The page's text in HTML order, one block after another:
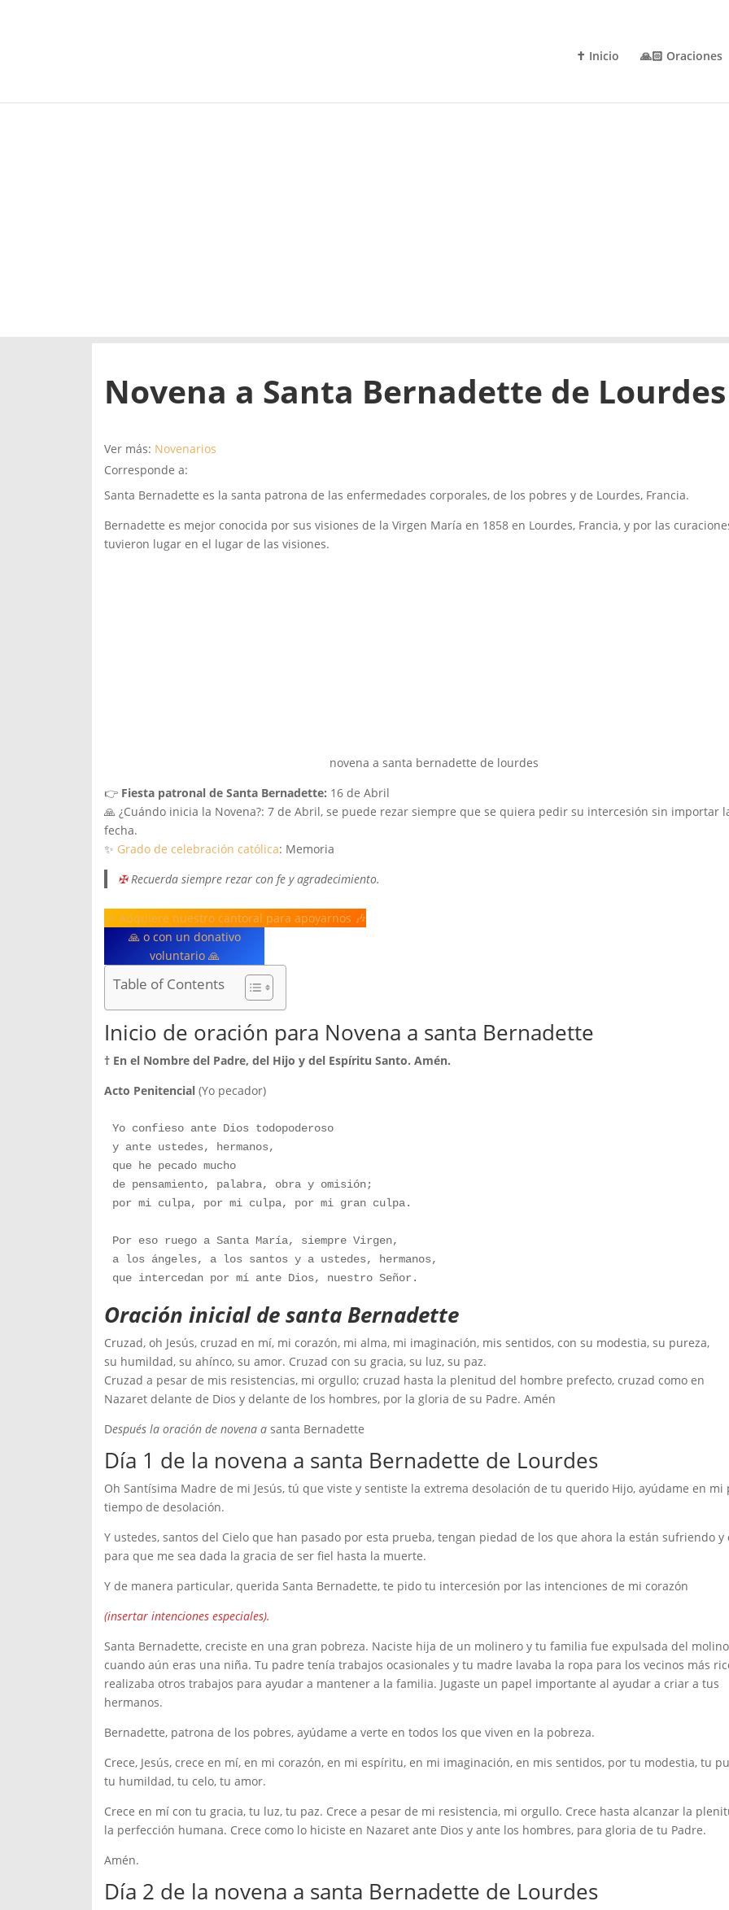
✝️ Inicio 🙏🏻 Oraciones
Novena a Santa Bernadette de Lourdes
Ver más: Novenarios
Corresponde a:
Santa Bernadette es la santa patrona de las enfermedades corporales, de los pobres y de Lourdes, Francia.
Bernadette es mejor conocida por sus visiones de la Virgen María en 1858 en Lourdes, Francia, y por las
tuvieron lugar en el lugar de las visiones.
novena a santa bernadette de lourdes
👉 Fiesta patronal de Santa Bernadette: 16 de Abril
🙏 ¿Cuándo inicia la Novena?: 7 de Abril, se puede rezar siempre que se quiera pedir su intercesión sin importar
fecha.
✨ Grado de celebración católica: Memoria
✠Recuerda siempre rezar con fe y agradecimiento.
🎶 Adquiere nuestro cantoral para apoyarnos 🎶
🙏 o con un donativo
voluntario 🙏
Table of Contents
Inicio de oración para Novena a santa Bernadette
† En el Nombre del Padre, del Hijo y del Espíritu Santo. Amén.
Acto Penitencial(Yo pecador)
Yo confieso ante Dios todopoderoso
y ante ustedes, hermanos,
que he pecado mucho
de pensamiento, palabra, obra y omisión;
por mi culpa, por mi culpa, por mi gran culpa.
Por eso ruego a Santa María, siempre Virgen,
a los ángeles, a los santos y a ustedes, hermanos,
que intercedan por mí ante Dios, nuestro Señor.
Oración inicial de santa Bernadette
Cruzad, oh Jesús, cruzad en mí, mi corazón, mi alma, mi imaginación, mis sentidos, con su modestia, su pureza,
su humildad, su ahínco, su amor. Cruzad con su gracia, su luz, su paz.
Cruzad a pesar de mis resistencias, mi orgullo; cruzad hasta la plenitud del hombre prefecto, cruzad como en
Nazaret delante de Dios y delante de los hombres, por la gloria de su Padre. Amén
Después la oración de novena asanta Bernadette
Día 1 de la novena a santa Bernadette de Lourdes
Oh Santísima Madre de mi Jesús, tú que viste y sentiste la extrema desolación de tu querido Hijo, ayúdame en mi
tiempo de desolación.
Y ustedes, santos del Cielo que han pasado por esta prueba, tengan piedad de los que ahora la están sufriendo y
para que me sea dada la gracia de ser fiel hasta la muerte.
Y de manera particular, querida Santa Bernadette, te pido tu intercesión por las intenciones de mi corazón
(insertar intenciones especiales).
Santa Bernadette, creciste en una gran pobreza. Naciste hija de un molinero y tu familia fue expulsada del molino
cuando aún eras una niña. Tu padre tenía trabajos ocasionales y tu madre lavaba la ropa para los vecinos más
realizaba otros trabajos para ayudar a mantener a la familia. Jugaste un papel importante al ayudar a criar a tus
hermanos.
Bernadette, patrona de los pobres, ayúdame a verte en todos los que viven en la pobreza.
Crece, Jesús, crece en mí, en mi corazón, en mi espíritu, en mi imaginación, en mis sentidos, por tu modestia, tu
tu humildad, tu celo, tu amor.
Crece en mí con tu gracia, tu luz, tu paz. Crece a pesar de mi resistencia, mi orgullo. Crece hasta alcanzar la
la perfección humana. Crece como lo hiciste en Nazaret ante Dios y ante los hombres, para gloria de tu Padre.
Amén.
Día 2 de la novena a santa Bernadette de Lourdes